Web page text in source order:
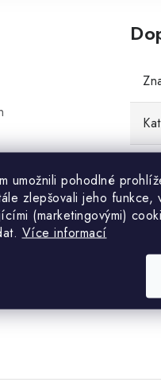
umožnili pohodlné
zlepšovali jeho funkce,
(marketingovými)
Více informací
a